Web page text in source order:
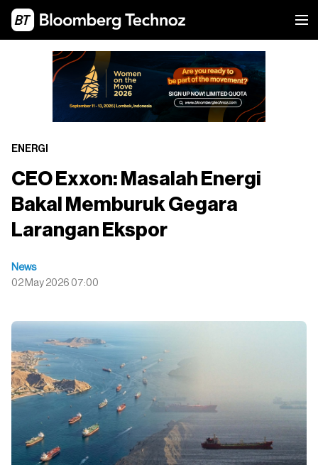
ENERGI
CEO Exxon: Masalah Energi
Bakal Memburuk Gegara
Larangan Ekspor
News
02 May 2026 07:00